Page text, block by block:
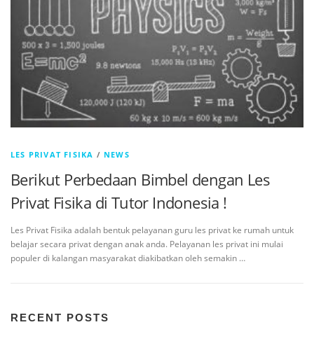
LES PRIVAT FISIKA / NEWS
Berikut Perbedaan Bimbel dengan Les
Privat Fisika di Tutor Indonesia !
Les Privat Fisika adalah bentuk pelayanan guru les privat ke rumah untuk
belajar secara privat dengan anak anda. Pelayanan les privat ini mulai
populer di kalangan masyarakat diakibatkan oleh semakin …
RECENT POSTS